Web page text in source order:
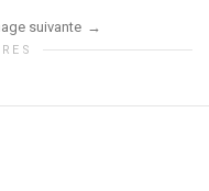
suivante